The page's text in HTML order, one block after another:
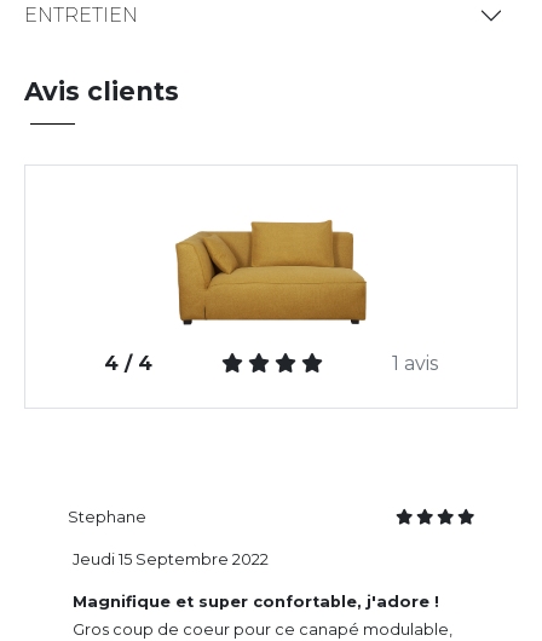
ENTRETIEN
Avis clients
4 / 4 1 avis
Stephane
Magnifique et super confortable, j'adore !
Gros coup de coeur pour ce canapé modulable,
Jeudi 15 Septembre 2022